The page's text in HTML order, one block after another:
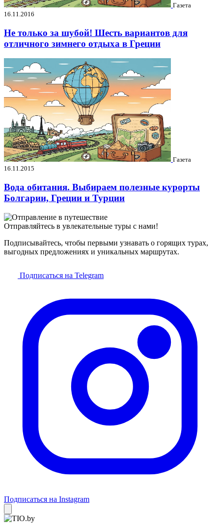
Газета
16.11.2016
Не только за шубой! Шесть вариантов для
отличного зимнего отдыха в Греции
Газета
16.11.2015
Вода обитания. Выбираем полезные курорты
Болгарии, Греции и Турции
Отправляйтесь в увлекательные туры с нами!
Подписывайтесь, чтобы первыми узнавать о горящих турах,
выгодных предложениях и уникальных маршрутах.
Подписаться на Telegram
Подписаться на Instagram